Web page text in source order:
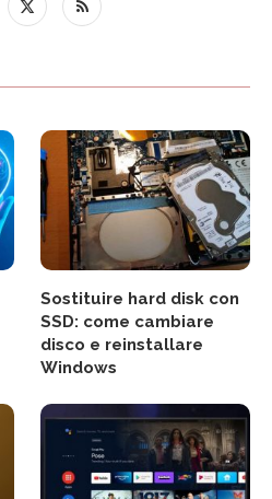
Sostituire hard disk con
SSD: come cambiare
disco e reinstallare
Windows